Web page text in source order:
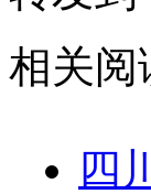
相关阅
四